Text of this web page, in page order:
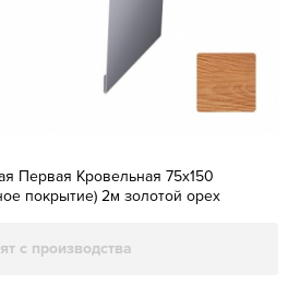
Первая Кровельная 75х150
покрытие) 2м золотой орех
с производства